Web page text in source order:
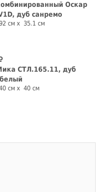
Оскар
дуб санремо
см 35.1 см
СТЛ.165.11, дуб
см 40 см